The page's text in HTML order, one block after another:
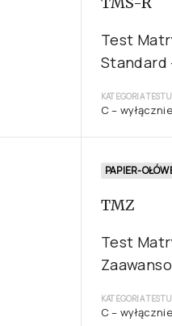
Test
Standard
KATEGORIA TESTU
C –
PAPIER-
TMZ
Test
KATEGORIA TESTU
C –